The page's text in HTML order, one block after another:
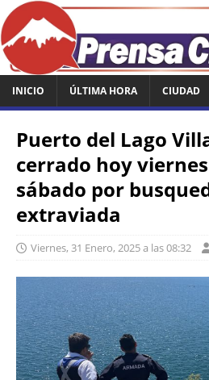
INICIO ÚLTIMA HORA CIUDAD
Puerto del Lago
cerrado hoy
sábado por
extraviada
Viernes, 31 Enero, 2025 a las 08:32